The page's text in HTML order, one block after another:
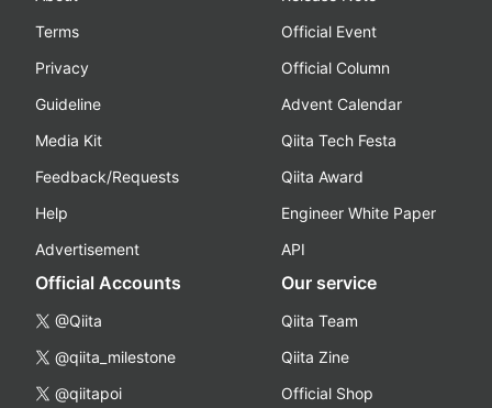
Terms
Privacy
Guideline
Media Kit
Feedback/Requests
Help
Advertisement
Official Event
Official Column
Advent Calendar
Qiita Tech Festa
Qiita Award
Engineer White Paper
API
Official Accounts
@Qiita
@qiita_milestone
@qiitapoi
Our service
Qiita Team
Qiita Zine
Official Shop